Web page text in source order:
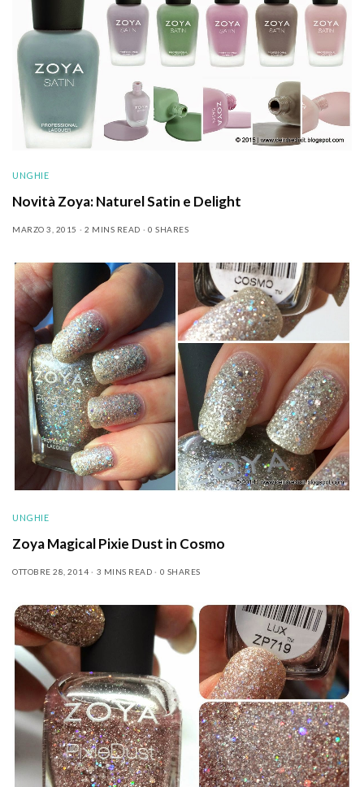
UNGHIE
Novità Zoya: Naturel Satin e Delight
MARZO 3, 2015 2 MINS READ 0 SHARES
UNGHIE
Zoya Magical Pixie Dust in Cosmo
OTTOBRE 28, 2014 3 MINS READ 0 SHARES